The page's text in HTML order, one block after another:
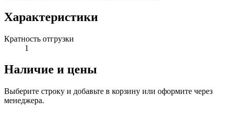
Характеристики
Кратность отгрузки
1
Наличие и цены
Выберите строку и добавьте в корзину или оформите через
менеджера.